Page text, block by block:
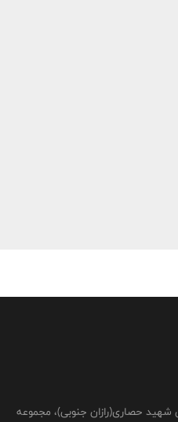
شهید حصاری(رازان جنوبی)، مجموعه